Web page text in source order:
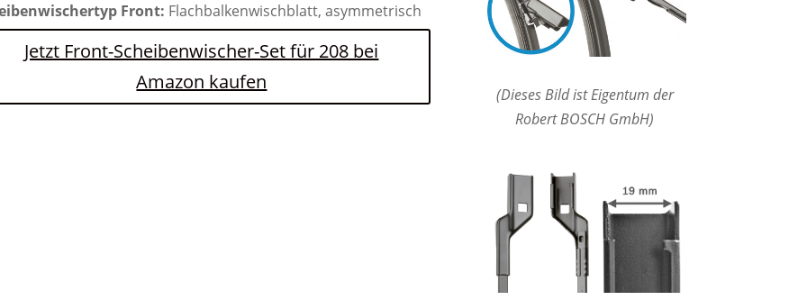
Front: Flachbalkenwischblatt, asymmetrisch
Jetzt Front-Scheibenwischer-Set für 208 bei
Amazon kaufen
(Dieses Bild ist Eigentum der
Robert BOSCH GmbH)